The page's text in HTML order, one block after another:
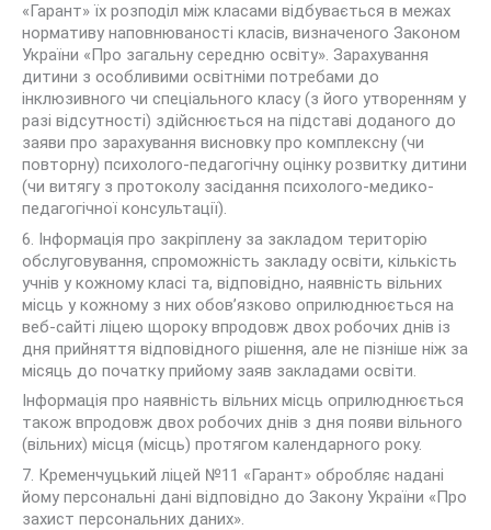
«Гарант» їх розподіл між класами відбувається в межах
нормативу наповнюваності класів, визначеного Законом
України «Про загальну середню освіту». Зарахування
дитини з особливими освітніми потребами до
інклюзивного чи спеціального класу (з його утворенням у
разі відсутності) здійснюється на підставі доданого до
заяви про зарахування висновку про комплексну (чи
повторну) психолого-педагогічну оцінку розвитку дитини
(чи витягу з протоколу засідання психолого-медико-
педагогічної консультації).
6. Інформація про закріплену за закладом територію
обслуговування, спроможність закладу освіти, кількість
учнів у кожному класі та, відповідно, наявність вільних
місць у кожному з них обов’язково оприлюднюється на
веб-сайті ліцею щороку впродовж двох робочих днів із
дня прийняття відповідного рішення, але не пізніше ніж за
місяць до початку прийому заяв закладами освіти.
Інформація про наявність вільних місць оприлюднюється
також впродовж двох робочих днів з дня появи вільного
(вільних) місця (місць) протягом календарного року.
7. Кременчуцький ліцей №11 «Гарант» обробляє надані
йому персональні дані відповідно до Закону України «Про
захист персональних даних».